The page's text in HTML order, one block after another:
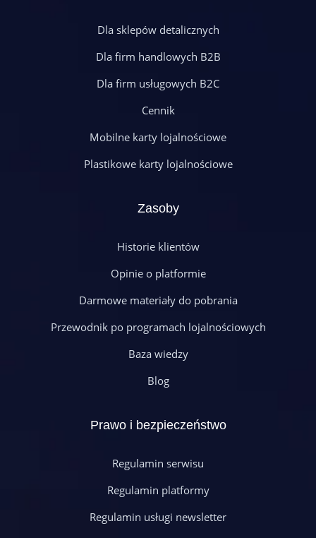
Dla sklepów detalicznych
Dla firm handlowych B2B
Dla firm usługowych B2C
Cennik
Mobilne karty lojalnościowe
Plastikowe karty lojalnościowe
Zasoby
Historie klientów
Opinie o platformie
Darmowe materiały do pobrania
Przewodnik po programach lojalnościowych
Baza wiedzy
Blog
Prawo i bezpieczeństwo
Regulamin serwisu
Regulamin platformy
Regulamin usługi newsletter